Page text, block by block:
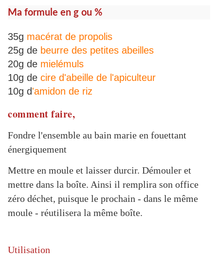
Ma formule en g ou %
35g macérat de propolis
25g de beurre des petites abeilles
20g de mielémuls
10g de cire d'abeille de l'apiculteur
10g d'amidon de riz
comment faire,
Fondre l'ensemble au bain marie en fouettant
énergiquement
Mettre en moule et laisser durcir. Démouler et
mettre dans la boîte. Ainsi il remplira son office
zéro déchet, puisque le prochain - dans le même
moule - réutilisera la même boîte.
Utilisation